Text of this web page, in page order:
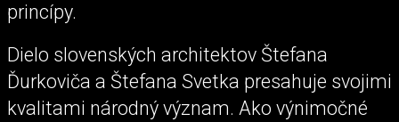
princípy.
Dielo slovenských architektov Štefana
Ďurkoviča a Štefana Svetka presahuje svojimi
kvalitami národný význam. Ako výnimočné